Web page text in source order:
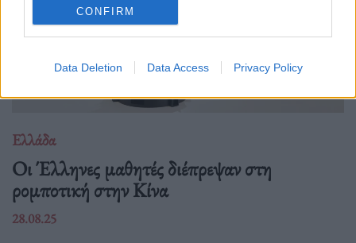
CONFIRM
Data Deletion Data Access Privacy Policy
Ελλάδα
Οι Έλληνες μαθητές διέπρεψαν στη
ρομποτική στην Κίνα
28.08.25